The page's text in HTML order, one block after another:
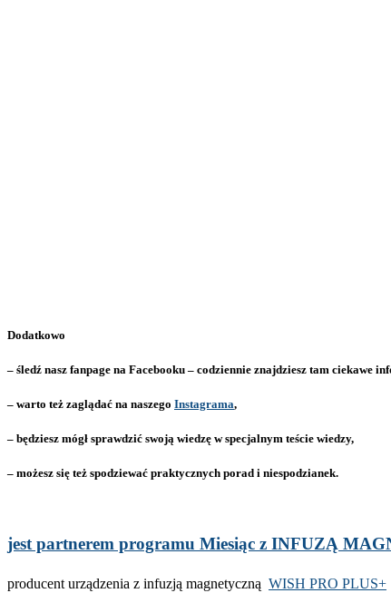
Dodatkowo
– śledź nasz fanpage na Facebooku – codziennie znajdziesz tam ciekawe
– warto też zaglądać na naszego Instagrama,
– będziesz mógł sprawdzić swoją wiedzę w specjalnym teście wiedzy,
– możesz się też spodziewać praktycznych porad i niespodzianek.
jest partnerem programu Miesiąc z INFUZĄ
producent urządzenia z infuzją magnetyczną WISH PRO PLUS+